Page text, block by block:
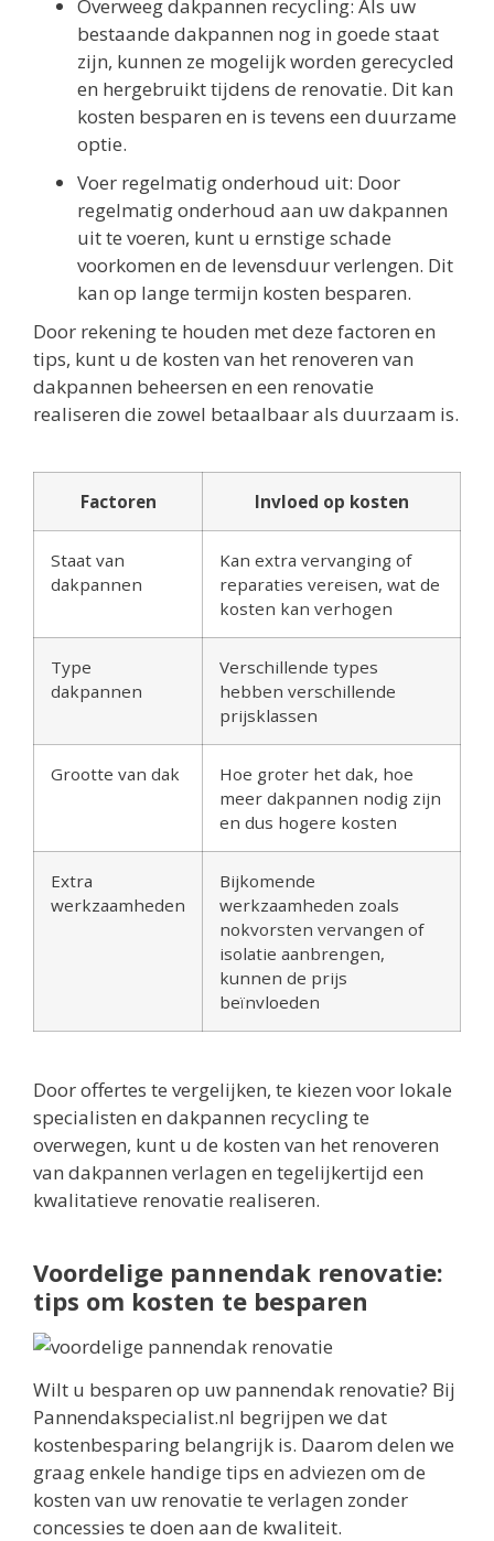
Overweeg dakpannen recycling: Als uw
bestaande dakpannen nog in goede staat
zijn, kunnen ze mogelijk worden gerecycled
en hergebruikt tijdens de renovatie. Dit kan
kosten besparen en is tevens een duurzame
optie.
Voer regelmatig onderhoud uit: Door
regelmatig onderhoud aan uw dakpannen
uit te voeren, kunt u ernstige schade
voorkomen en de levensduur verlengen. Dit
kan op lange termijn kosten besparen.
Door rekening te houden met deze factoren en
tips, kunt u de kosten van het renoveren van
dakpannen beheersen en een renovatie
realiseren die zowel betaalbaar als duurzaam is.
Factoren Invloed op kosten
Staat van
dakpannen
Kan extra vervanging of
reparaties vereisen, wat de
kosten kan verhogen
Type
dakpannen
Verschillende types
hebben verschillende
prijsklassen
Grootte van dak
Hoe groter het dak, hoe
meer dakpannen nodig zijn
en dus hogere kosten
Extra
werkzaamheden
Bijkomende
werkzaamheden zoals
nokvorsten vervangen of
isolatie aanbrengen,
kunnen de prijs
beïnvloeden
Door offertes te vergelijken, te kiezen voor lokale
specialisten en dakpannen recycling te
overwegen, kunt u de kosten van het renoveren
van dakpannen verlagen en tegelijkertijd een
kwalitatieve renovatie realiseren.
Voordelige pannendak renovatie:
tips om kosten te besparen
Wilt u besparen op uw pannendak renovatie? Bij
Pannendakspecialist.nl begrijpen we dat
kostenbesparing belangrijk is. Daarom delen we
graag enkele handige tips en adviezen om de
kosten van uw renovatie te verlagen zonder
concessies te doen aan de kwaliteit.